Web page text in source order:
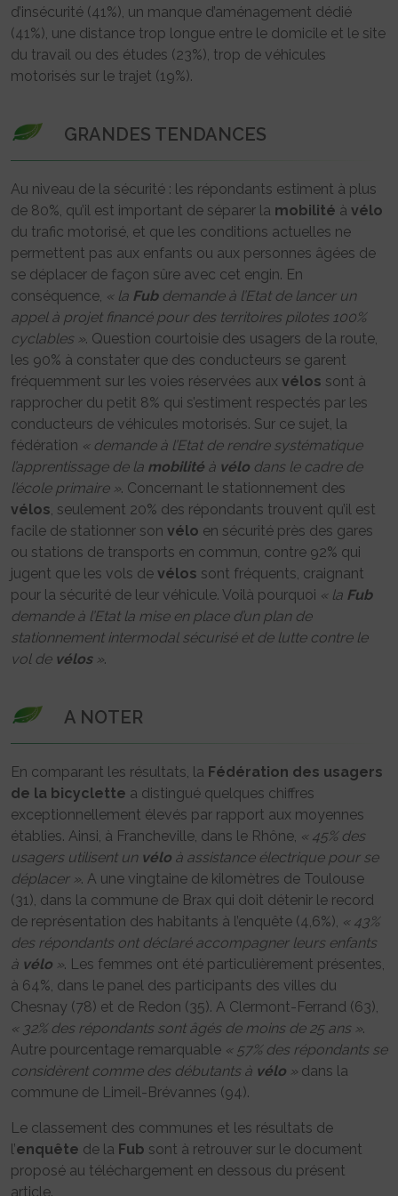
d’insécurité (41%), un manque d’aménagement dédié
(41%), une distance trop longue entre le domicile et le site
du travail ou des études (23%), trop de véhicules
motorisés sur le trajet (19%).
GRANDES TENDANCES
Au niveau de la sécurité : les répondants estiment à plus
de 80%, qu’il est important de séparer la mobilité à vélo
du trafic motorisé, et que les conditions actuelles ne
permettent pas aux enfants ou aux personnes âgées de
se déplacer de façon sûre avec cet engin. En
conséquence, « la Fubdemande à l’Etat de lancer un
appel à projet financé pour des territoires pilotes 100%
cyclables ». Question courtoisie des usagers de la route,
les 90% à constater que des conducteurs se garent
fréquemment sur les voies réservées aux vélos sont à
rapprocher du petit 8% qui s’estiment respectés par les
conducteurs de véhicules motorisés. Sur ce sujet, la
fédération « demande à l’Etat de rendre systématique
l’apprentissage de la mobilité à vélo dans le cadre de
l’école primaire ». Concernant le stationnement des
vélos, seulement 20% des répondants trouvent qu’il est
facile de stationner son vélo en sécurité près des gares
ou stations de transports en commun, contre 92% qui
jugent que les vols de vélos sont fréquents, craignant
pour la sécurité de leur véhicule. Voilà pourquoi « la Fub
demande à l’Etat la mise en place d’un plan de
stationnement intermodal sécurisé et de lutte contre le
vol de vélos».
A NOTER
En comparant les résultats, la Fédération des usagers
de la bicyclette a distingué quelques chiffres
exceptionnellement élevés par rapport aux moyennes
établies. Ainsi, à Francheville, dans le Rhône, « 45% des
usagers utilisent un vélo à assistance électrique pour se
déplacer ». A une vingtaine de kilomètres de Toulouse
(31), dans la commune de Brax qui doit détenir le record
de représentation des habitants à l’enquête (4,6%), « 43%
des répondants ont déclaré accompagner leurs enfants
à vélo ». Les femmes ont été particulièrement présentes,
à 64%, dans le panel des participants des villes du
Chesnay (78) et de Redon (35). A Clermont-Ferrand (63),
« 32% des répondants sont âgés de moins de 25 ans ».
Autre pourcentage remarquable « 57% des répondants se
considèrent comme des débutants à vélo » dans la
commune de Limeil-Brévannes (94).
Le classement des communes et les résultats de
l’enquête de la Fub sont à retrouver sur le document
proposé au téléchargement en dessous du présent
article.